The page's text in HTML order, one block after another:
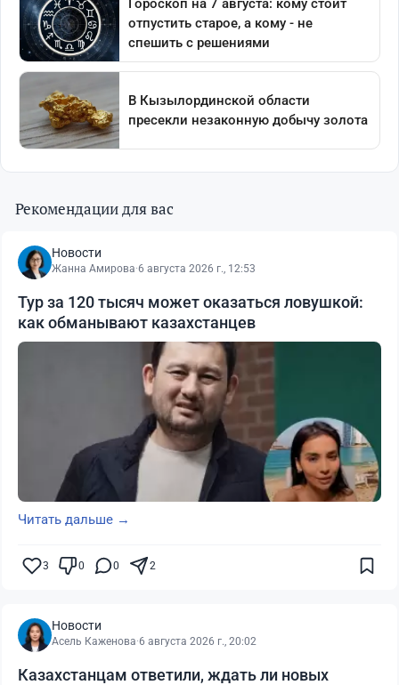
Рекомендации для вас
Новости
Жанна Амирова·6 августа 2026 г., 12:53
Тур за 120 тысяч может оказаться ловушкой:
как обманывают казахстанцев
Читать дальше →
3 0 0 2
Новости
Асель Каженова·6 августа 2026 г., 20:02
Казахстанцам ответили, ждать ли новых